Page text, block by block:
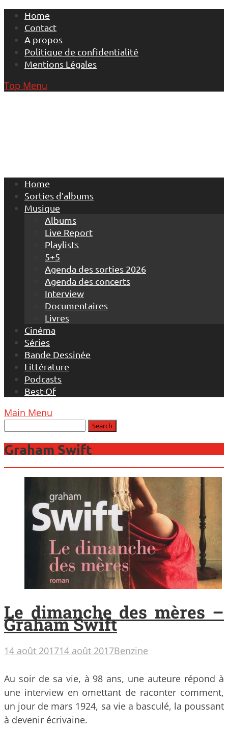
Skip
content
Home
Contact
A propos
Politique de confidentialité
Mentions Légales
Top Menu
Home
Sorties d’albums
Musique
Albums
Live Report
Playlists
5+5
Agenda des sorties 2026
Agenda des concerts
Interview
Documentaires
Livres
Cinéma
Séries
Bande Dessinée
Littérature
Podcasts
Best-Of
Main Menu
Graham Swift
Le dimanche des mères –
Graham Swift
14 août 201714 août 2017Benzine
Au soir de sa vie, à 98 ans, une auteure répond à
une interview en omettant de raconter comment,
un jour de mars 1924, sa vie a basculé, la poussant
à devenir écrivaine.